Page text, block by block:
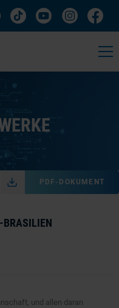
PDF-DOKUMENT
und allen daran